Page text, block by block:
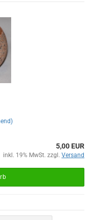
5,00 EUR
inkl. 19% MwSt. zzgl. Versand